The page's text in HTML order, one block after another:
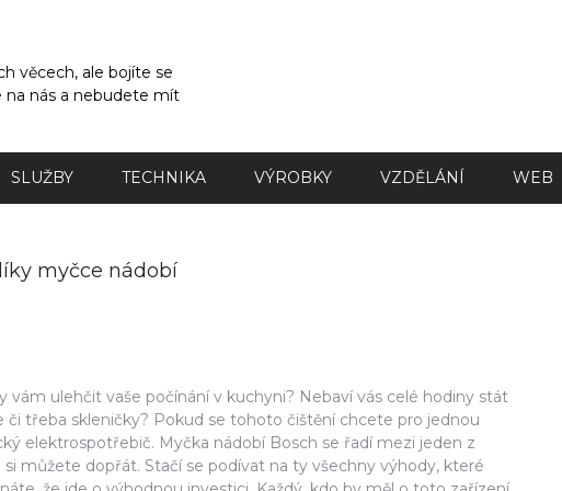
věcech, ale bojíte se
na nás a nebudete mít
SLUŽBY TECHNIKA VÝROBKY VZDĚLÁNÍ WEB
myčce nádobí
ulehčit vaše počínání v kuchyni? Nebaví vás celé hodiny stát
či třeba skleničky? Pokud se tohoto čištění chcete pro jednou
elektrospotřebič. Myčka nádobí Bosch se řadí mezi jeden z
můžete dopřát. Stačí se podívat na ty všechny výhody, které